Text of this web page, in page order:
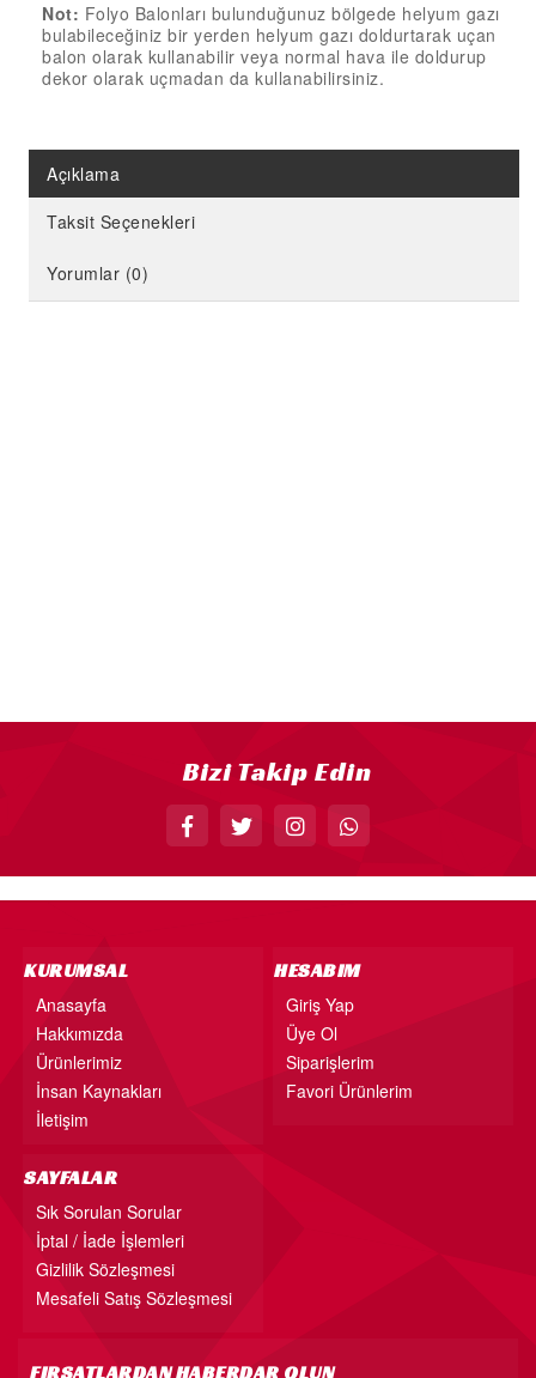
Not: Folyo Balonları bulunduğunuz bölgede helyum gazı
bulabileceğiniz bir yerden helyum gazı doldurtarak uçan
balon olarak kullanabilir veya normal hava ile doldurup
dekor olarak uçmadan da kullanabilirsiniz.
Açıklama
Taksit Seçenekleri
Yorumlar (0)
Bizi Takip Edin
KURUMSAL
Anasayfa
Hakkımızda
Ürünlerimiz
İnsan Kaynakları
İletişim
HESABIM
Giriş Yap
Üye Ol
Siparişlerim
Favori Ürünlerim
SAYFALAR
Sık Sorulan Sorular
İptal / İade İşlemleri
Gizlilik Sözleşmesi
Mesafeli Satış Sözleşmesi
FIRSATLARDAN HABERDAR OLUN